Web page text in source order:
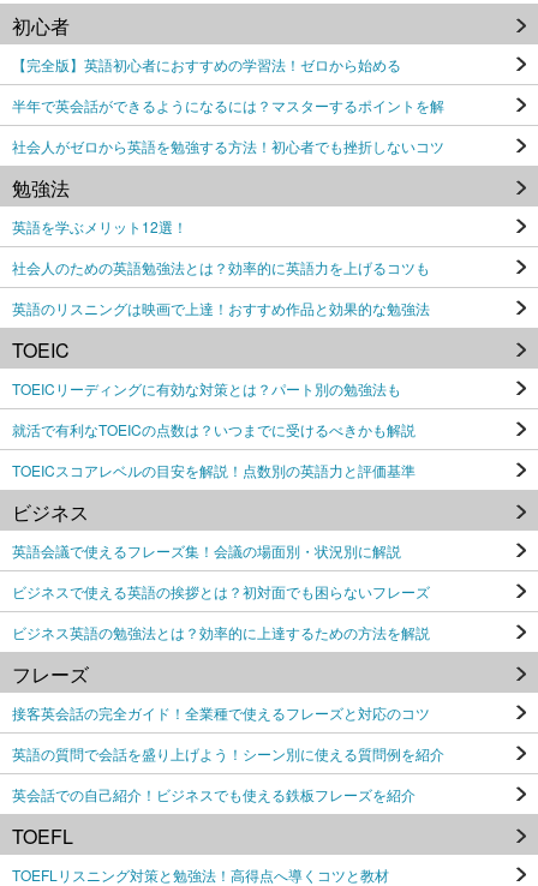
初心者
【完全版】英語初心者におすすめの学習法！ゼロから始める
半年で英会話ができるようになるには？マスターするポイントを解
社会人がゼロから英語を勉強する方法！初心者でも挫折しないコツ
勉強法
英語を学ぶメリット12選！
社会人のための英語勉強法とは？効率的に英語力を上げるコツも
英語のリスニングは映画で上達！おすすめ作品と効果的な勉強法
TOEIC
TOEICリーディングに有効な対策とは？パート別の勉強法も
就活で有利なTOEICの点数は？いつまでに受けるべきかも解説
TOEICスコアレベルの目安を解説！点数別の英語力と評価基準
ビジネス
英語会議で使えるフレーズ集！会議の場面別・状況別に解説
ビジネスで使える英語の挨拶とは？初対面でも困らないフレーズ
ビジネス英語の勉強法とは？効率的に上達するための方法を解説
フレーズ
接客英会話の完全ガイド！全業種で使えるフレーズと対応のコツ
英語の質問で会話を盛り上げよう！シーン別に使える質問例を紹介
英会話での自己紹介！ビジネスでも使える鉄板フレーズを紹介
TOEFL
TOEFLリスニング対策と勉強法！高得点へ導くコツと教材